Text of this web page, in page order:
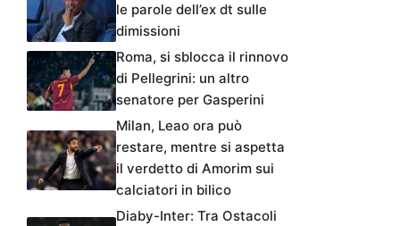
le parole dell’ex dt sulle
dimissioni
Roma, si sblocca il rinnovo
di Pellegrini: un altro
senatore per Gasperini
Milan, Leao ora può
restare, mentre si aspetta
il verdetto di Amorim sui
calciatori in bilico
Diaby-Inter: Tra Ostacoli